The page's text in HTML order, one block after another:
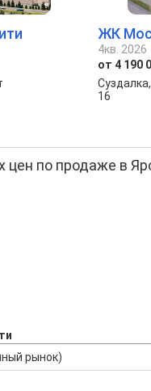
ЖК
4кв. 2026
от 4 190
16
цен по продаже в
рынок)